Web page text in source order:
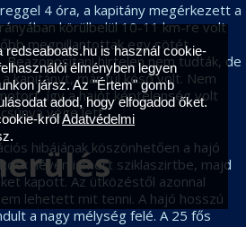
4 óra, a kapitány megérkezett a
körülbelül 10-11 km-re volt
megpillantottak egy sötét
hirtelen nem tudták, de
kapitányt, már túl késő volt. Nem
így a hajót képtelenség volt
vége lett.
hibájának köszönhetően a hajó
néven ismert sziklaszirtbe, majd
kapott. Az ütközéstől azonnal
lehetett mit tenni. A hajó hosszú
a nagy mélység felé. A 25 fős
redseaboats.hu is használ cookie-
élményben legyen
jársz. Az "Értem" gomb
adod, hogy elfogadod őket.
królAdatvédelmi